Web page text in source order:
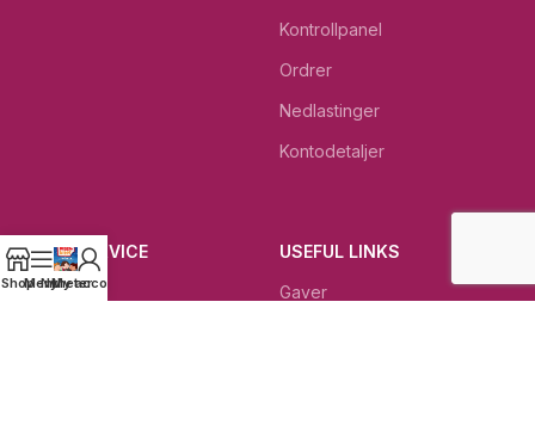
Kontrollpanel
Ordrer
Nedlastinger
Kontodetaljer
KUNDESERVICE
Kontakt
USEFUL LINKS
Gaver
ShopMenuNyheter
My account